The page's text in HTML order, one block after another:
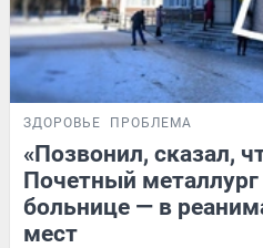
ЗДОРОВЬЕ ПРОБЛЕМА
«Позвонил, сказал,
Почетный
больнице — в
мест